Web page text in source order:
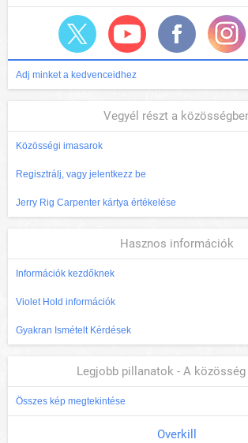
Adj minket a kedvenceidhez
Vegyél részt a
Közösségi imasarok
Regisztrálj, vagy jelentkezz be
Jerry Rig Carpenter kártya értékelése
Hasznos információk
Információk kezdőknek
Violet Hold információk
Gyakran Ismételt Kérdések
Legjobb pillanatok - A közösség
Összes kép megtekintése
Overkill